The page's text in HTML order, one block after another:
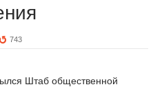
743
Штаб общественной